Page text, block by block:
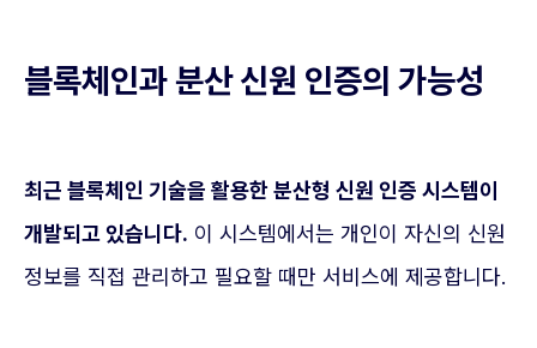
블록체인과 분산 신원 인증의 가능성
최근 블록체인 기술을 활용한 분산형 신원 인증 시스템이
개발되고 있습니다. 이 시스템에서는 개인이 자신의 신원
정보를 직접 관리하고 필요할 때만 서비스에 제공합니다.